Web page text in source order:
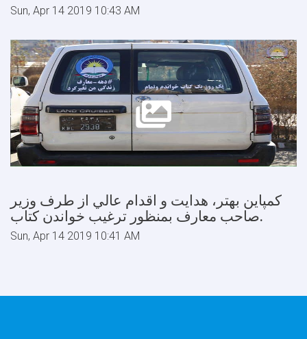
Sun, Apr 14 2019 10:43 AM
كمپاين بهتر، هدایت و اقدام عالي از طرف وزیر
صاحب معارف بمنظور ترغيب خواندن كتاب.
Sun, Apr 14 2019 10:41 AM